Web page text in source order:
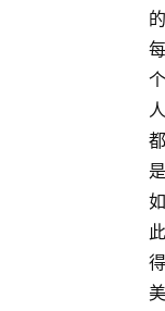
的
每
个
人
都
是
如
此
得
美